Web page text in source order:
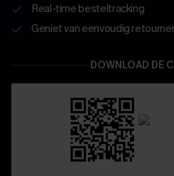
Real-time besteltracking
Geniet van eenvoudig
DOWNLOAD DE